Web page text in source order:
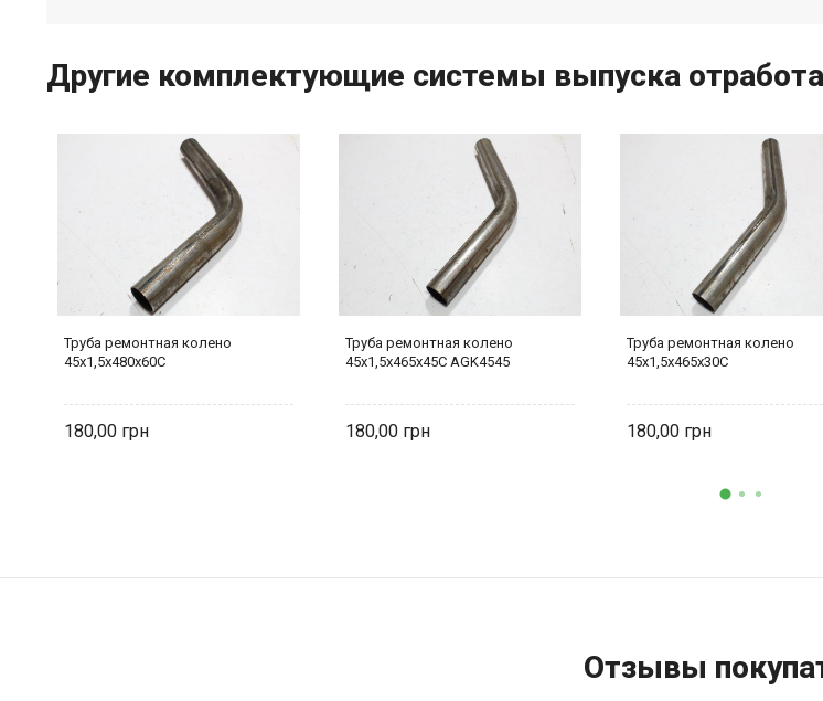
Другие комплектующие системы выпуска
Труба ремонтная колено
45х1,5х480х60С
180,00
Труба ремонтная колено
45х1,5х465х45С AGK4545
180,00
Труба ремонтная колено
45х1,5х465х30С
180,00
Отзывы